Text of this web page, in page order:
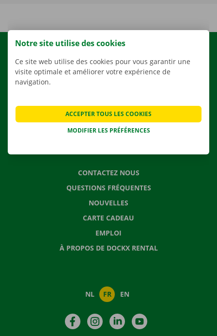
NOS VÉHICULES
APPLI
SOLUTIONS DE DÉMÉNAGEMENT
CONTACTEZ NOUS
QUESTIONS FRÉQUENTES
NOUVELLES
CARTE CADEAU
EMPLOI
À PROPOS DE DOCKX RENTAL
NL FR EN
FacebookInstagramLinkedIn
Notre site utilise des cookies
Ce site web utilise des cookies pour vous garantir une
visite optimale et améliorer votre expérience de
navigation.
MODIFIER LES PRÉFÉRENCES
ACCEPTER TOUS LES COOKIES